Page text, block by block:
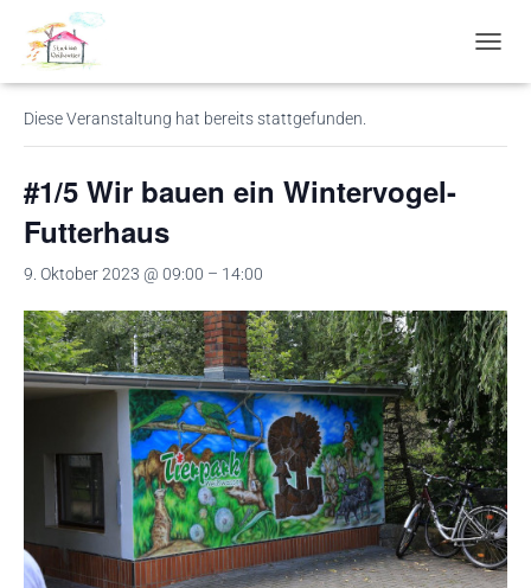
A
G
M
S
C
H
A
L
T
E
N
« Alle Veranstaltungen
Diese Veranstaltung hat bereits stattgefunden.
#1/5 Wir bauen ein Wintervogel-
Futterhaus
9. Oktober 2023 @ 09:00 – 14:00